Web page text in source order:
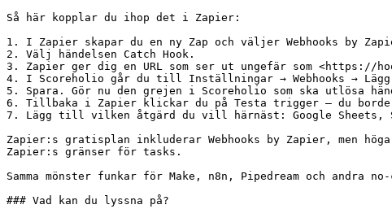
Så här kopplar du ihop det i Zapier:
1. I Zapier skapar du en ny Zap och väljer Webhooks by
2. Välj händelsen Catch Hook.
3. Zapier ger dig en URL som ser ut ungefär som <https://
4. I Scoreholio går du till Inställningar → Webhooks →
5. Spara. Gör nu den grejen i Scoreholio som ska utlösa
6. Tillbaka i Zapier klickar du på Testa trigger — du borde
7. Lägg till vilken åtgärd du vill härnäst: Google Sheets,
Zapier:s gratisplan inkluderar Webhooks by Zapier, men
Zapier:s gränser för tasks.
Samma mönster funkar för Make, n8n, Pipedream och
### Vad kan du lyssna på?